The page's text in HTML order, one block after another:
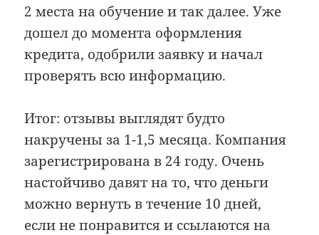
2 места на обучение и так далее. Уже
дошел до момента оформления
кредита, одобрили заявку и начал
проверять всю информацию.
Итог: отзывы выглядят будто
накручены за 1-1,5 месяца. Компания
зарегистрирована в 24 году. Очень
настойчиво давят на то, что деньги
можно вернуть в течение 10 дней,
если не понравится и ссылаются на